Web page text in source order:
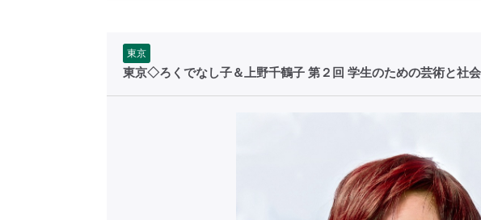
東京
東京◇ろくでなし子＆上野千鶴子 第２回 学生のための芸術と社